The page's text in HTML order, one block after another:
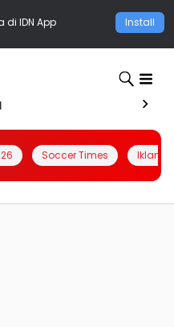
di IDN App Install
Soccer Times Iklanin